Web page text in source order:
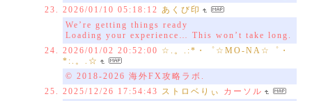
2026/01/10 05:18:12 あくび印
We’re getting things ready
Loading your experience… This won’t take long.
2026/01/02 20:52:00 ☆.。.:*・゜☆MO-NA☆゜・
*:.。.☆
© 2018-2026 海外FX攻略ラボ.
2025/12/26 17:54:43 ストロベりぃ
カーソル